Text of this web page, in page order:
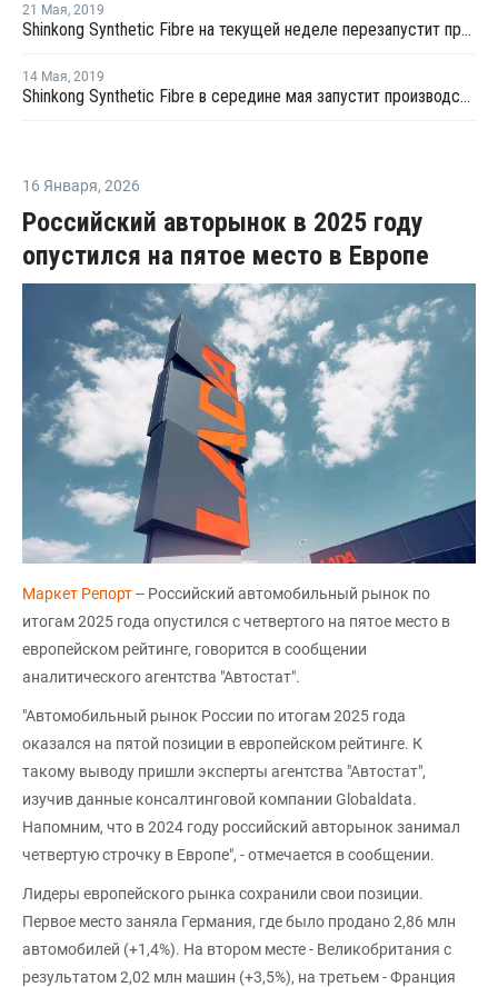
21 Мая, 2019
Shinkong Synthetic Fibre на текущей неделе перезапустит производство ПБТ в Тайване после профилактики
14 Мая, 2019
Shinkong Synthetic Fibre в середине мая запустит производство ПБТ в Тайване после профилактики
16 Января, 2026
Российский авторынок в 2025 году
опустился на пятое место в Европе
Маркет Репорт-- Российский автомобильный рынок по
итогам 2025 года опустился с четвертого на пятое место в
европейском рейтинге, говорится в сообщении
аналитического агентства "Автостат".
"Автомобильный рынок России по итогам 2025 года
оказался на пятой позиции в европейском рейтинге. К
такому выводу пришли эксперты агентства "Автостат",
изучив данные консалтинговой компании Globaldata.
Напомним, что в 2024 году российский авторынок занимал
четвертую строчку в Европе", - отмечается в сообщении.
Лидеры европейского рынка сохранили свои позиции.
Первое место заняла Германия, где было продано 2,86 млн
автомобилей (+1,4%). На втором месте - Великобритания с
результатом 2,02 млн машин (+3,5%), на третьем - Франция